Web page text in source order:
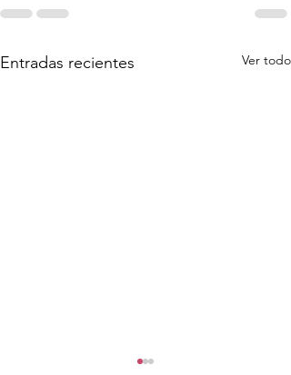
Entradas recientes Ver todo